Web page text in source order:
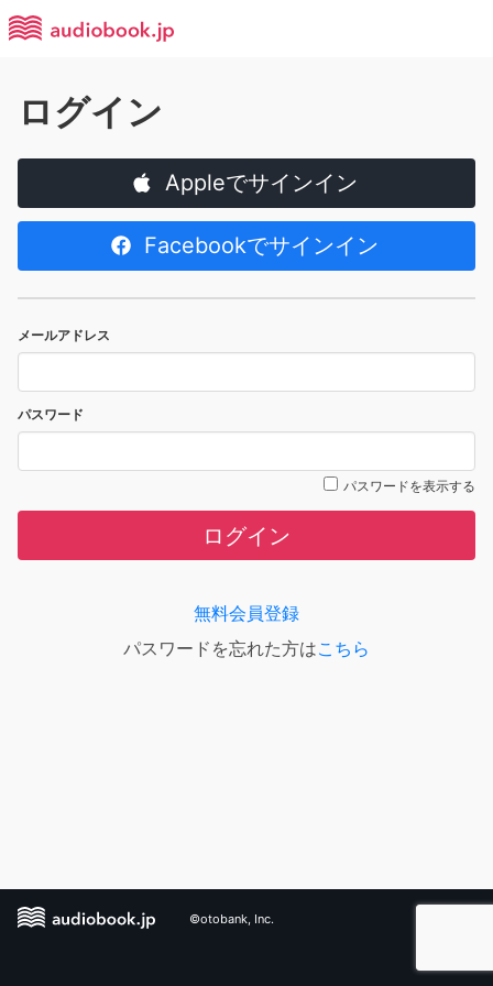
ログイン
Appleでサインイン
Facebookでサインイン
メールアドレス
パスワード
パスワードを表示する
ログイン
無料会員登録
パスワードを忘れた方はこちら
©otobank, Inc.